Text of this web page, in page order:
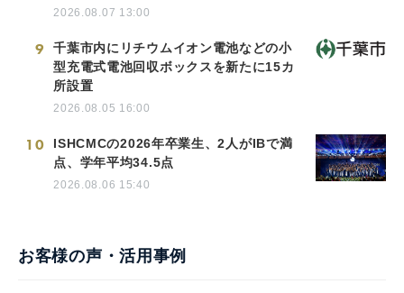
2026.08.07 13:00
9
千葉市内にリチウムイオン電池などの小
型充電式電池回収ボックスを新たに15カ
所設置
2026.08.05 16:00
10
ISHCMCの2026年卒業生、2人がIBで満
点、学年平均34.5点
2026.08.06 15:40
お客様の声・活用事例